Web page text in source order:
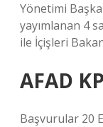
Yönetimi
yayımlanan 4
ile İçişleri
AFAD
Başvurular 20